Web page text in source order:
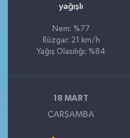
yağışlı
Nem: %77
Rüzgar: 21 km/h
Yağış Olasılığı: %84
18 MART
ÇARŞAMBA